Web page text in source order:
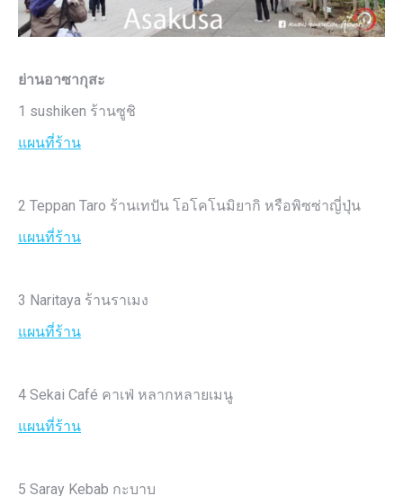
ย่านอาซากุสะ
1 sushiken ร้านซูชิ
แผนที่ร้าน
2 Teppan Taro ร้านเทปัน โอโคโนมิยากิ หรือพิซซ่าญี่ปุ่น
แผนที่ร้าน
3 Naritaya ร้านราเมง
แผนที่ร้าน
4 Sekai Café คาเฟ่ หลากหลายเมนู
แผนที่ร้าน
5 Saray Kebab กะบาบ